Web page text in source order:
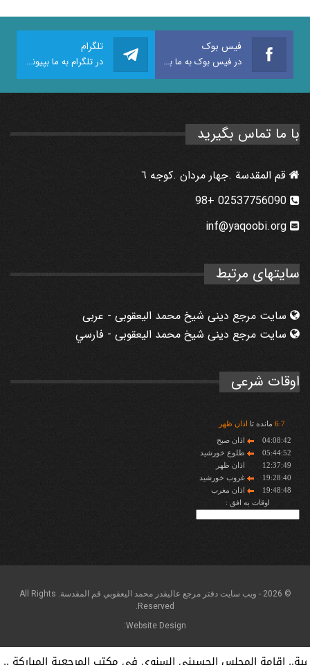
فیس بوک
در فیس بوک به ما بپیوندید
تلگرام
در تلگرام به ما بپیوندید
با ما تماس بگیرید
قم المقدسة .جهار مردان .كوجه ٦
inf@yaqoobi.org
سایتهای مرتبط
سایت مرجع دینی شیخ محمد الیعقوبی - عربی
سایت مرجع دینی شیخ محمد الیعقوبی - فارسي
اوقات شرعی
6:7 مانده تا اذان ظهر
04:08:42
اذان صبح
05:44:52
طلوع خورشید
12:37:49
اذان ظهر
19:28:40
غروب خورشید
19:48:48
اذان مغرب
اوقات به افق :
© 2026 - ويب سايت دفتر مرجع عاليقدر محمد اليعقوبي قم المقدسة. All Rights
Reserved.
Website Design: